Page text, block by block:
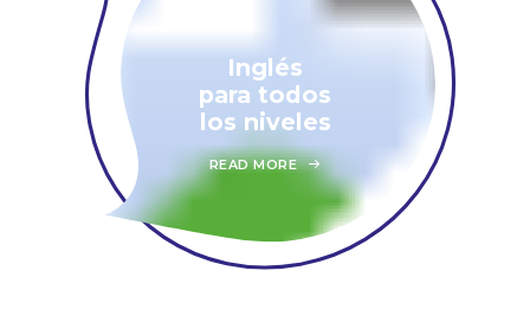
Inglés
para todos
los niveles
READ MORE